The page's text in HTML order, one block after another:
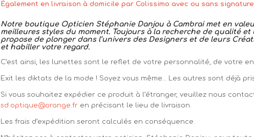
Également en livraison à domicile par Colissimo avec ou sans
Notre boutique Opticien Stéphanie Danjou à Cambrai met en
meilleures styles du moment. Toujours à la recherche de qualité et
propose de plonger dans l’univers des Designers et de leurs
et habiller votre regard.
C’est ainsi, les lunettes sont le reflet de votre personnalité, de votre
Exit les diktats de la mode ! Soyez vous même… Les autres sont déjà
Si vous souhaitez expédier ce produit à l’étranger, veuillez nous
sd.optique@orange.fr en précisant le lieu de livraison.
Les frais d’expédition seront calculés en conséquence.